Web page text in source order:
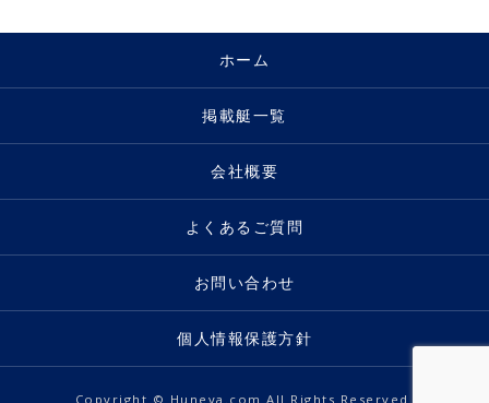
ホーム
掲載艇一覧
会社概要
よくあるご質問
お問い合わせ
個人情報保護方針
Copyright © Huneya.com All Rights Reserved.